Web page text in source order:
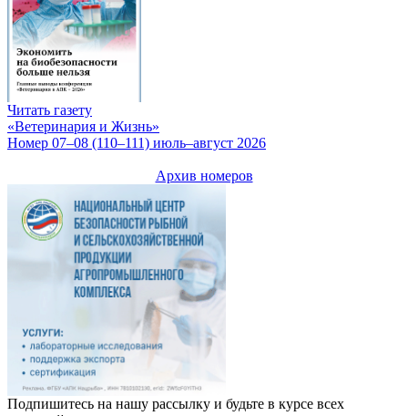
Читать газету
«Ветеринария и Жизнь»
Номер 07–08 (110–111) июль–август 2026
Архив номеров
Подпишитесь на нашу рассылку и будьте в курсе всех